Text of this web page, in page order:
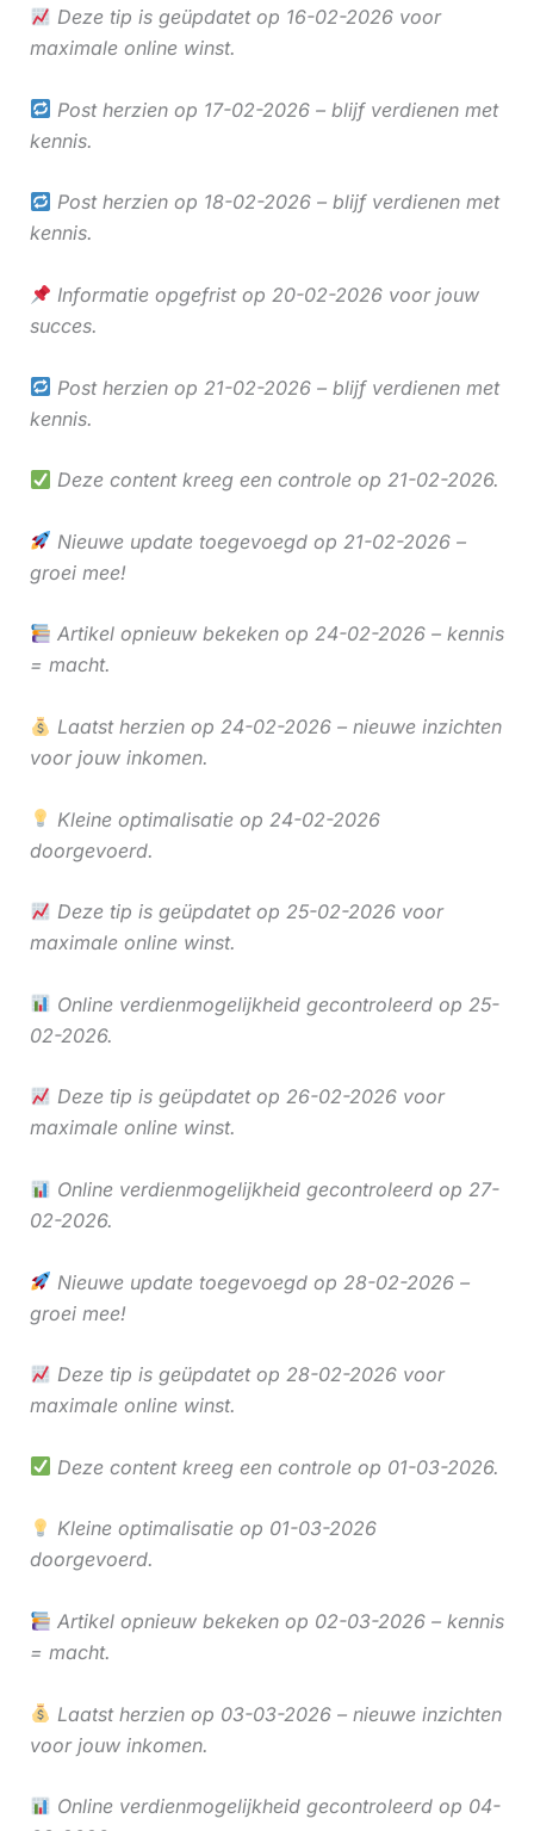
Deze tip is geüpdatet op 16-02-2026 voor
maximale online winst.
Post herzien op 17-02-2026 – blijf verdienen met
kennis.
Post herzien op 18-02-2026 – blijf verdienen met
kennis.
Informatie opgefrist op 20-02-2026 voor jouw
succes.
Post herzien op 21-02-2026 – blijf verdienen met
kennis.
Deze content kreeg een controle op 21-02-2026.
Nieuwe update toegevoegd op 21-02-2026 –
groei mee!
Artikel opnieuw bekeken op 24-02-2026 – kennis
= macht.
Laatst herzien op 24-02-2026 – nieuwe inzichten
voor jouw inkomen.
Kleine optimalisatie op 24-02-2026
doorgevoerd.
Deze tip is geüpdatet op 25-02-2026 voor
maximale online winst.
Online verdienmogelijkheid gecontroleerd op 25-
02-2026.
Deze tip is geüpdatet op 26-02-2026 voor
maximale online winst.
Online verdienmogelijkheid gecontroleerd op 27-
02-2026.
Nieuwe update toegevoegd op 28-02-2026 –
groei mee!
Deze tip is geüpdatet op 28-02-2026 voor
maximale online winst.
Deze content kreeg een controle op 01-03-2026.
Kleine optimalisatie op 01-03-2026
doorgevoerd.
Artikel opnieuw bekeken op 02-03-2026 – kennis
= macht.
Laatst herzien op 03-03-2026 – nieuwe inzichten
voor jouw inkomen.
Online verdienmogelijkheid gecontroleerd op 04-